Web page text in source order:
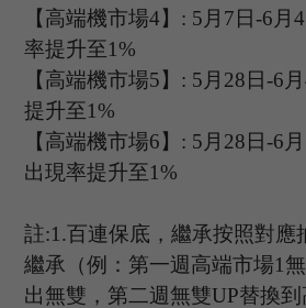
【高端機市場4】 : 5 月 7日-6 月4
率提升至1%
【高端機市場5】 : 5 月 28日-6 月
提升至1%
【高端機市場6】 : 5 月 28日-6 月
出現率提升至1%
註:1.百連保底，繼承按照對應
繼承（例：第一週高端市場1
出無雙，第二週無雙UP替換